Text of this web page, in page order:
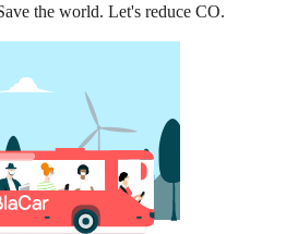
the world. Let's reduce CO.